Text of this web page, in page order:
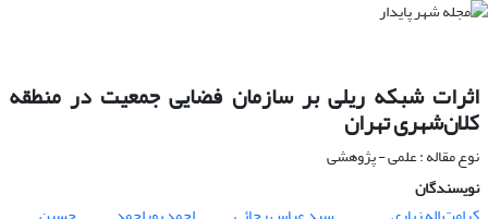
اثرات شبکه ریلی بر سازمان فضایی جمعیت در منطقه
کلان‌شهری تهران
نوع مقاله : علمی - پژوهشی
نویسندگان